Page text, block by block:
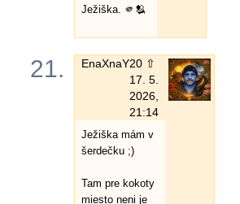
Ježiška. 🫵🫂
21. EnaXnaY20 ⇧
17. 5.
2026,
21:14
Ježiška mám v
šerdečku ;)
Tam pre kokoty
miesto neni je